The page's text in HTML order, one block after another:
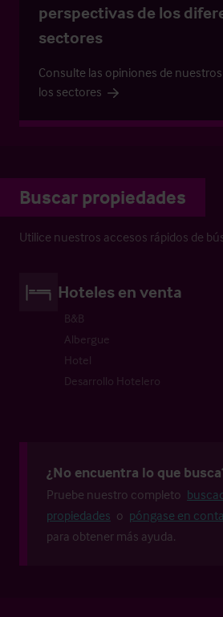
perspectivas de los
sectores
Consulte las opiniones de
los sectores
Buscar propiedades
Utilice nuestros accesos rápidos de
Hoteles en venta
B&B
Albergue
Hotel
Desarrollo Hotelero
¿No encuentra lo que
Pruebe nuestro completo
propiedades o póngase en
para obtener más ayuda.